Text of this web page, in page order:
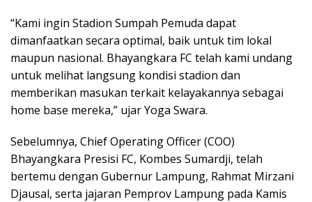
“Kami ingin Stadion Sumpah Pemuda dapat
dimanfaatkan secara optimal, baik untuk tim lokal
maupun nasional. Bhayangkara FC telah kami undang
untuk melihat langsung kondisi stadion dan
memberikan masukan terkait kelayakannya sebagai
home base mereka,” ujar Yoga Swara.
Sebelumnya, Chief Operating Officer (COO)
Bhayangkara Presisi FC, Kombes Sumardji, telah
bertemu dengan Gubernur Lampung, Rahmat Mirzani
Djausal, serta jajaran Pemprov Lampung pada Kamis